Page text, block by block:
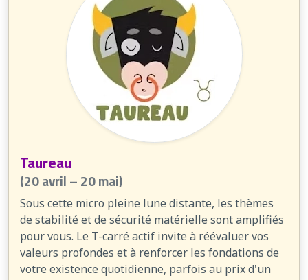
Taureau
(20 avril – 20 mai)
Sous cette micro pleine lune distante, les thèmes
de stabilité et de sécurité matérielle sont amplifiés
pour vous. Le T-carré actif invite à réévaluer vos
valeurs profondes et à renforcer les fondations de
votre existence quotidienne, parfois au prix d'un